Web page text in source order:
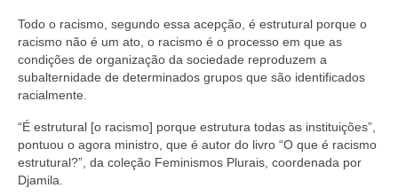
Todo o racismo, segundo essa acepção, é estrutural porque o
racismo não é um ato, o racismo é o processo em que as
condições de organização da sociedade reproduzem a
subalternidade de determinados grupos que são identificados
racialmente.
“É estrutural [o racismo] porque estrutura todas as instituições”,
pontuou o agora ministro, que é autor do livro “O que é racismo
estrutural?”, da coleção Feminismos Plurais, coordenada por
Djamila.